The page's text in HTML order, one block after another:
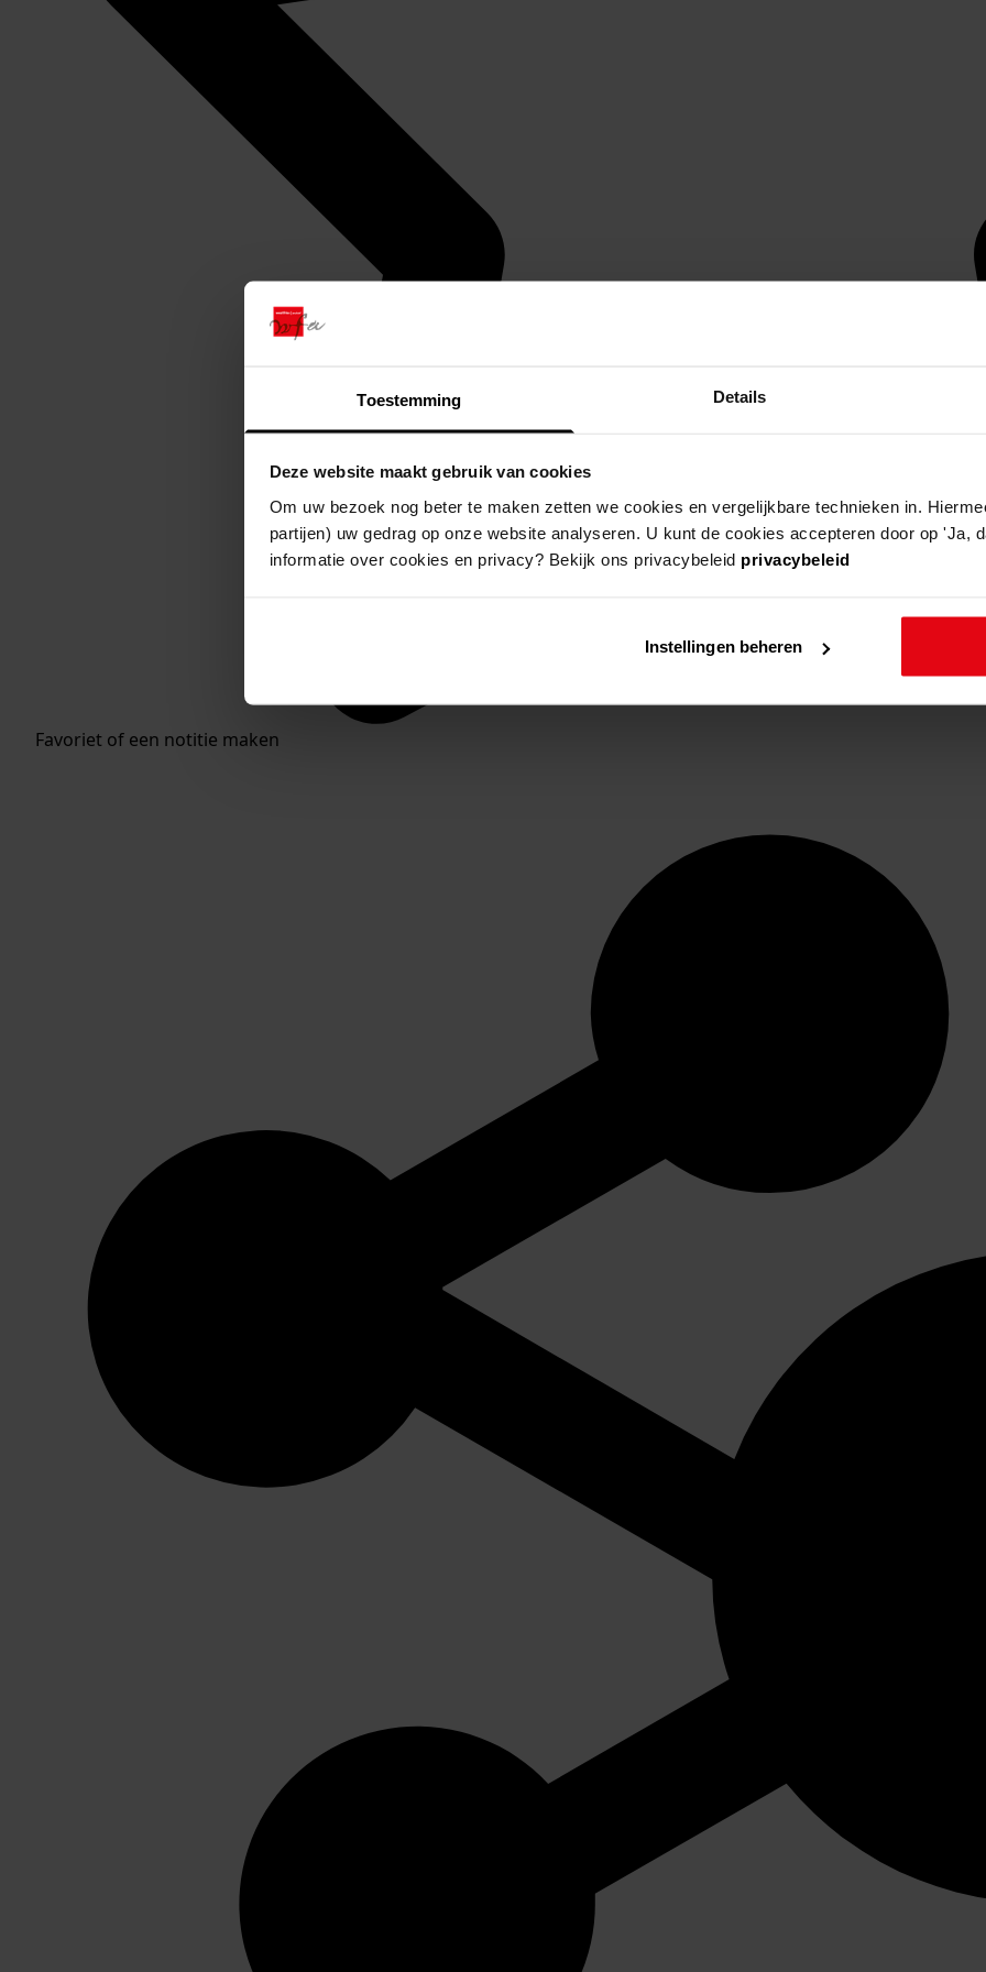
Toestemming Details
Deze website maakt gebruik van cookies
Om uw bezoek nog beter te maken zetten we cookies en vergelijkbare technieken in.
partijen) uw gedrag op onze website analyseren. U kunt de cookies accepteren door op 'Ja,
informatie over cookies en privacy? Bekijk ons privacybeleid privacybeleid
Instellingen beheren
Favoriet of een notitie maken